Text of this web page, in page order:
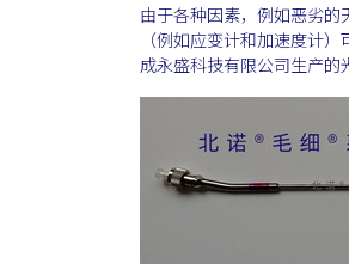
由于各种因素，例如恶劣的
（例如应变计和加速度计
成永盛科技有限公司生产的